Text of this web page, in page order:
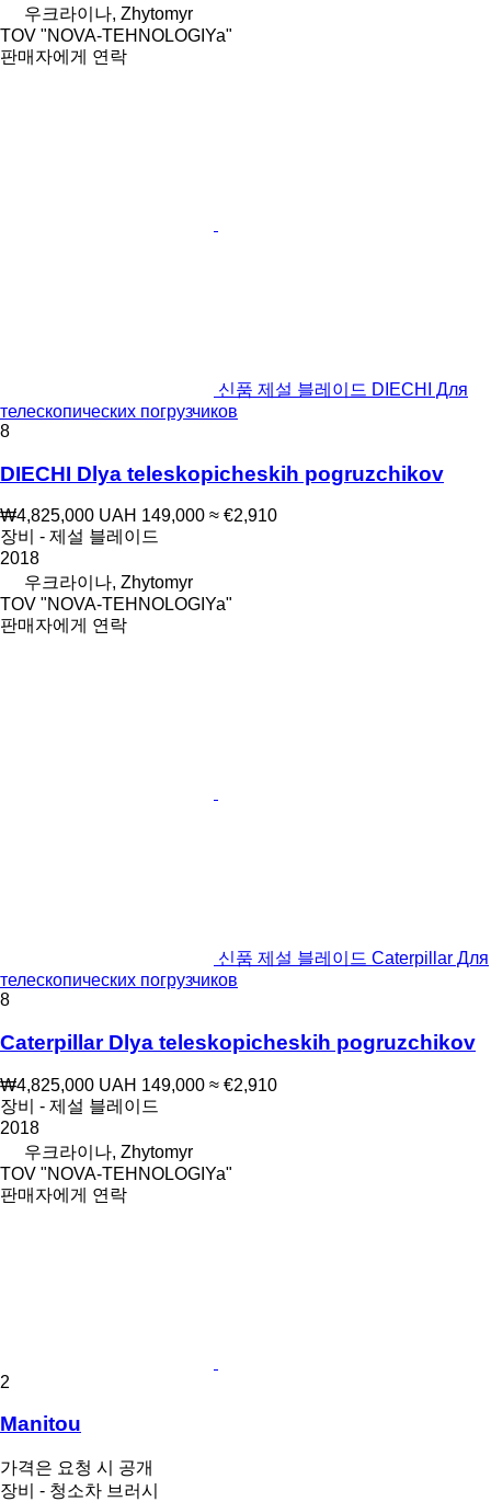
우크라이나, Zhytomyr
TOV "NOVA-TEHNOLOGIYa"
판매자에게 연락
신품 제설 블레이드 DIECHI Для
телескопических погрузчиков
8
DIECHI Dlya teleskopicheskih pogruzchikov
₩4,825,000 UAH 149,000 ≈ €2,910
장비 - 제설 블레이드
2018
우크라이나, Zhytomyr
TOV "NOVA-TEHNOLOGIYa"
판매자에게 연락
신품 제설 블레이드 Caterpillar Для
телескопических погрузчиков
8
Caterpillar Dlya teleskopicheskih pogruzchikov
₩4,825,000 UAH 149,000 ≈ €2,910
장비 - 제설 블레이드
2018
우크라이나, Zhytomyr
TOV "NOVA-TEHNOLOGIYa"
판매자에게 연락
2
Manitou
가격은 요청 시 공개
장비 - 청소차 브러시